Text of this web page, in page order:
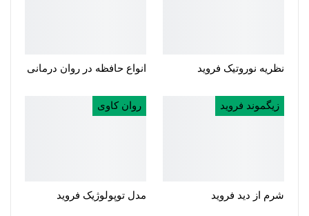
نظریه نوروتیک فروید انواع حافظه در روان درمانی
زیگموند فروید
شرم از دید فروید
روان کاوی
مدل توپولوژیک فروید